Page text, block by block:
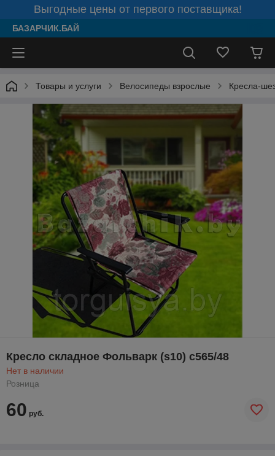
Выгодные цены от первого поставщика!
БАЗАРЧИК.БАЙ
Товары и услуги Велосипеды взрослые Кресла-
Кресло складное Фольварк (s10) с565/48
Нет в наличии
Розница
60 руб.